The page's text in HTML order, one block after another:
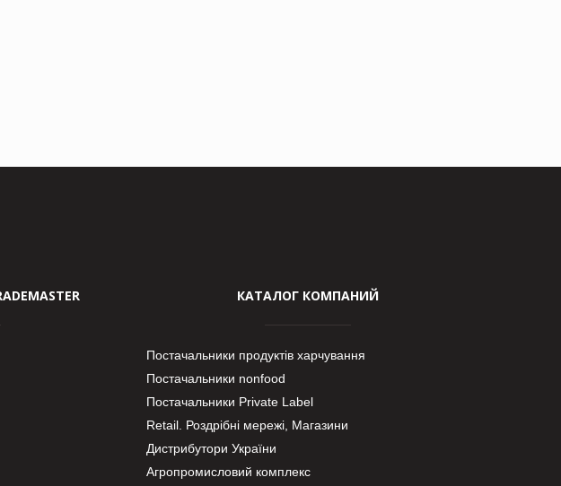
КАТАЛОГ КОМПАНИЙ
Постачальники продуктів харчування
Постачальники nonfood
Постачальники Private Label
Retail. Роздрібні мережі, Магазини
Дистрибутори України
Агропромисловий комплекс